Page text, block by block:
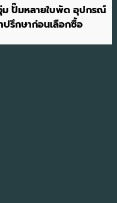
ม ปั๊มหลายใบพัด อุปกรณ์
ปรึกษาก่อนเลือกซื้อ